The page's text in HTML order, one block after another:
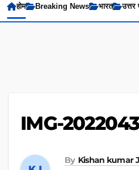
होम Breaking News भारत उत्तर
IMG-
By Kishan kumar